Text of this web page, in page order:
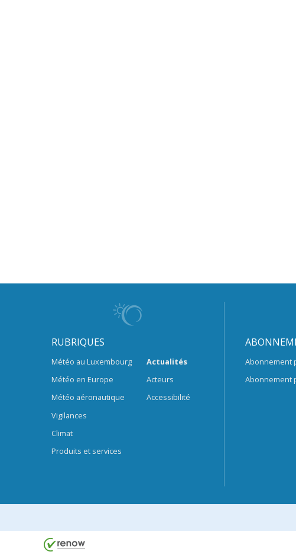
RUBRIQUES
Météo au Luxembourg
Météo en Europe
Météo aéronautique
Vigilances
Climat
Produits et services
Actualités
Acteurs
Accessibilité
Abonnement
Abonnement